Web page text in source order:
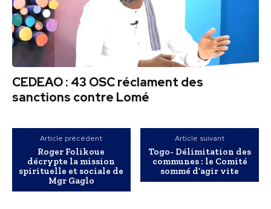
CEDEAO : 43 OSC réclament des
sanctions contre Lomé
Article précédent
Roger Folikoue
décrypte la mission
spirituelle et sociale de
Mgr Gaglo
Article suivant
Togo- Délimitation des
communes : le Comité
sommé d’agir vite